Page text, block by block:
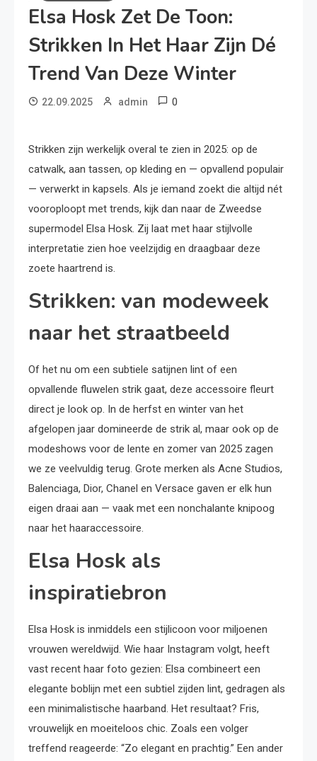
Elsa Hosk Zet De Toon:
Strikken In Het Haar Zijn Dé
Trend Van Deze Winter
22.09.2025 admin 0
Strikken zijn werkelijk overal te zien in 2025: op de
catwalk, aan tassen, op kleding en — opvallend populair
— verwerkt in kapsels. Als je iemand zoekt die altijd nét
vooroploopt met trends, kijk dan naar de Zweedse
supermodel Elsa Hosk. Zij laat met haar stijlvolle
interpretatie zien hoe veelzijdig en draagbaar deze
zoete haartrend is.
Strikken: van modeweek
naar het straatbeeld
Of het nu om een subtiele satijnen lint of een
opvallende fluwelen strik gaat, deze accessoire fleurt
direct je look op. In de herfst en winter van het
afgelopen jaar domineerde de strik al, maar ook op de
modeshows voor de lente en zomer van 2025 zagen
we ze veelvuldig terug. Grote merken als Acne Studios,
Balenciaga, Dior, Chanel en Versace gaven er elk hun
eigen draai aan — vaak met een nonchalante knipoog
naar het haaraccessoire.
Elsa Hosk als
inspiratiebron
Elsa Hosk is inmiddels een stijlicoon voor miljoenen
vrouwen wereldwijd. Wie haar Instagram volgt, heeft
vast recent haar foto gezien: Elsa combineert een
elegante boblijn met een subtiel zijden lint, gedragen als
een minimalistische haarband. Het resultaat? Fris,
vrouwelijk en moeiteloos chic. Zoals een volger
treffend reageerde: “Zo elegant en prachtig.” Een ander